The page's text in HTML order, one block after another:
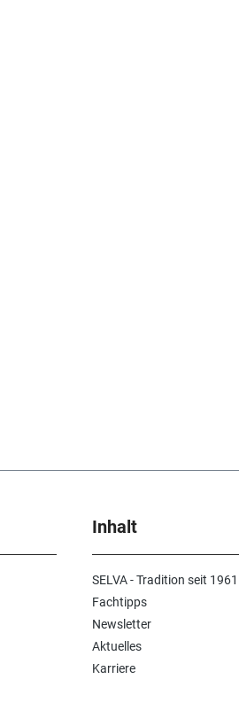
Inhalt
SELVA - Tradition seit 1961
Fachtipps
Newsletter
Aktuelles
Karriere